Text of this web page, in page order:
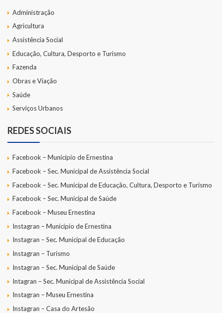
Administração
Agricultura
Assistência Social
Educação, Cultura, Desporto e Turismo
Fazenda
Obras e Viação
Saúde
Serviços Urbanos
REDES SOCIAIS
Facebook – Município de Ernestina
Facebook – Sec. Municipal de Assistência Social
Facebook – Sec. Municipal de Educação, Cultura, Desporto e Turismo
Facebook – Sec. Municipal de Saúde
Facebook – Museu Ernestina
Instagran – Município de Ernestina
Instagran – Sec. Municipal de Educação
Instagran – Turismo
Instagran – Sec. Municipal de Saúde
Intagran – Sec. Municipal de Assistência Social
Instagran – Museu Ernestina
Instagran – Casa do Artesão